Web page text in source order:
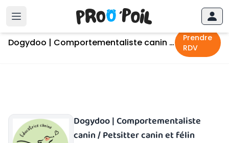
Accueil
Dogydoo | Comportementaliste canin / Petsitter canin et félin
Prendre
RDV
Dogydoo | Comportementaliste
canin / Petsitter canin et félin